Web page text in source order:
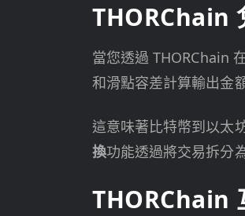
THORChain
當您透過 THORChain
和滑點容差計算輸出金
這意味著比特幣到以太
換功能透過將交易拆分
THORChain